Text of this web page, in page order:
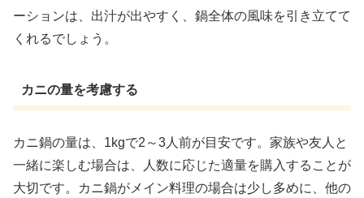
ーションは、出汁が出やすく、鍋全体の風味を引き立てて
くれるでしょう。
カニの量を考慮する
カニ鍋の量は、1kgで2～3人前が目安です。家族や友人と
一緒に楽しむ場合は、人数に応じた適量を購入することが
大切です。カニ鍋がメイン料理の場合は少し多めに、他の